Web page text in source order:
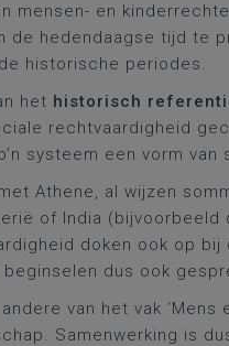
mensen- en
de hedendaagse tijd te
historische periodes.
het historisch
rechtvaardigheid
systeem een vorm
Athene, al wijzen
of India (bijvoorbeeld
doken ook op bij
dus ook
van het vak ‘Mens
Samenwerking is